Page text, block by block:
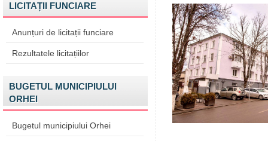
LICITAȚII FUNCIARE
Anunțuri de licitații funciare
Rezultatele licitațiilor
BUGETUL MUNICIPIULUI
ORHEI
Bugetul municipiului Orhei